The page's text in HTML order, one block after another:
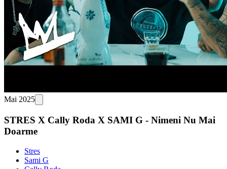
Mai 2025
STRES X Cally Roda X SAMI G - Nimeni Nu Mai
Doarme
Stres
Sami G